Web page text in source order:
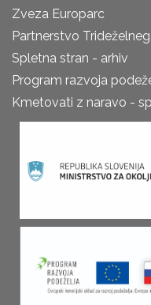
Zveza Europarc
Partnerstvo
Spletna stran - arhiv
Program razvoja
Kmetovati z naravo -